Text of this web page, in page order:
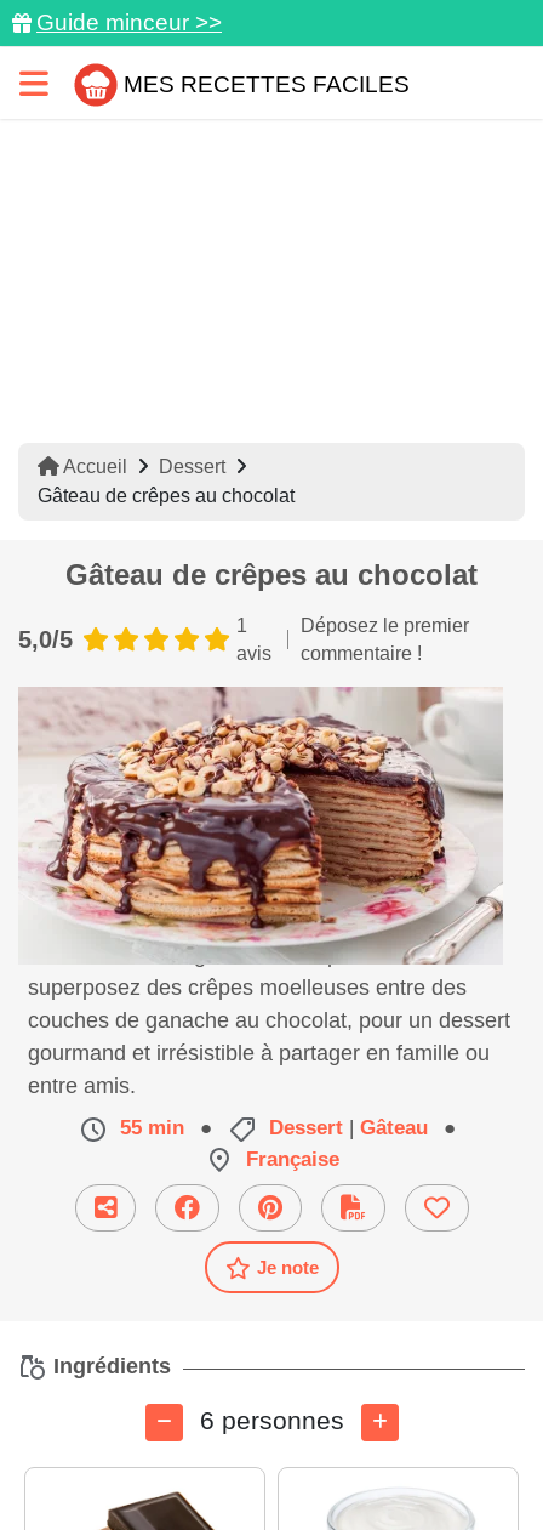
Guide minceur >>
MES RECETTES FACILES
Accueil
Dessert
Gâteau de crêpes au chocolat
Gâteau de crêpes au chocolat
5,0/5
1
avis
Déposez le premier
commentaire !
Découvrez notre gâteau de crêpes au chocolat :
superposez des crêpes moelleuses entre des
couches de ganache au chocolat, pour un dessert
gourmand et irrésistible à partager en famille ou
entre amis.
55 min ● Dessert | Gâteau
●
Française
Je note
Ingrédients
6 personnes